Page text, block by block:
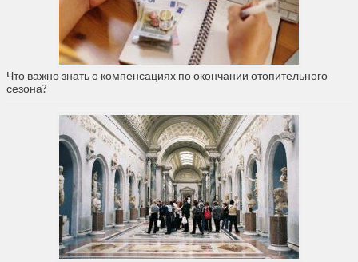
Что важно знать о компенсациях по окончании отопительного
сезона?